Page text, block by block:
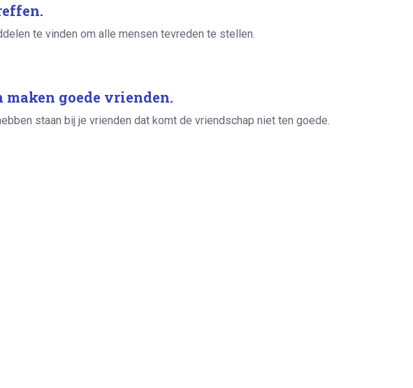
te vinden om alle mensen tevreden te stellen.
goede vrienden.
staan bij je vrienden dat komt de vriendschap niet ten goede.